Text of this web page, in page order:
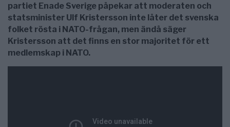
partiet Enade Sverige påpekar att moderaten och
statsminister Ulf Kristersson inte låter det svenska
folket rösta i NATO-frågan, men ändå säger
Kristersson att det finns en stor majoritet för ett
medlemskap i NATO.